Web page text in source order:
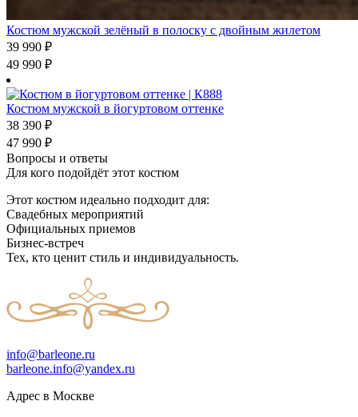
Костюм мужской зелёный в полоску с двойным жилетом
39 990 ₽
49 990 ₽
Костюм мужской в йогуртовом оттенке
38 390 ₽
47 990 ₽
Вопросы и ответы
Для кого подойдёт этот костюм
Этот костюм идеально подходит для:
Свадебных мероприятий
Официальных приемов
Бизнес-встреч
Тех, кто ценит стиль и индивидуальность.
info@barleone.ru
barleone.info@yandex.ru
Адрес в Москве